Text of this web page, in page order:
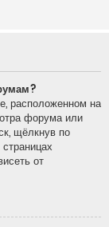
расположенном на
форума или
щёлкнув по
от